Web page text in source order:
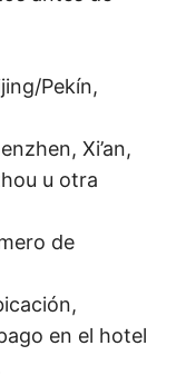
Pekín,
Xi’an,
u otra
de
en el hotel